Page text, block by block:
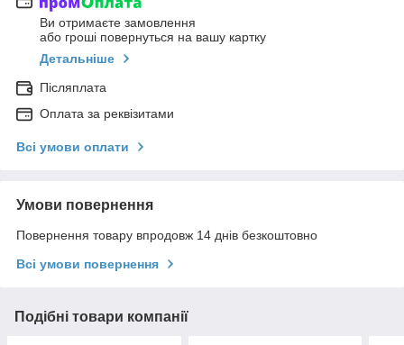
Ви отримаєте замовлення
або гроші повернуться на вашу картку
Детальніше
Післяплата
Оплата за реквізитами
Всі умови оплати
Умови повернення
Повернення товару впродовж 14 днів безкоштовно
Всі умови повернення
Подібні товари компанії